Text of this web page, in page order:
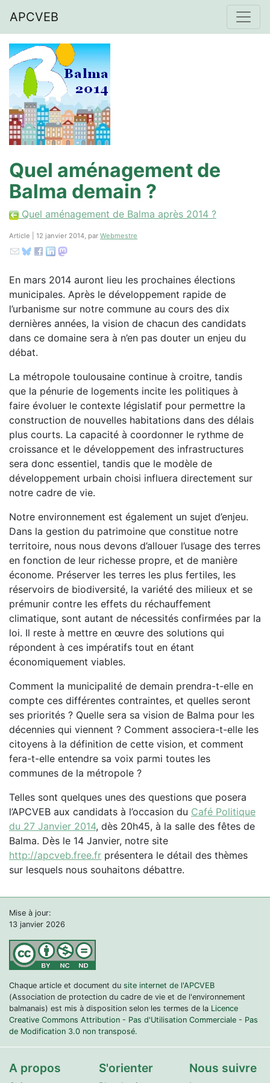
APCVEB
Quel aménagement de
Balma demain ?
Quel aménagement de Balma après 2014 ?
Article | 12 janvier 2014, par Webmestre
En mars 2014 auront lieu les prochaines élections
municipales. Après le développement rapide de
l’urbanisme sur notre commune au cours des dix
dernières années, la vision de chacun des candidats
dans ce domaine sera à n’en pas douter un enjeu du
débat.
La métropole toulousaine continue à croitre, tandis
que la pénurie de logements incite les politiques à
faire évoluer le contexte législatif pour permettre la
construction de nouvelles habitations dans des délais
plus courts. La capacité à coordonner le rythme de
croissance et le développement des infrastructures
sera donc essentiel, tandis que le modèle de
développement urbain choisi influera directement sur
notre cadre de vie.
Notre environnement est également un sujet d’enjeu.
Dans la gestion du patrimoine que constitue notre
territoire, nous nous devons d’allouer l’usage des terres
en fonction de leur richesse propre, et de manière
économe. Préserver les terres les plus fertiles, les
réservoirs de biodiversité, la variété des milieux et se
prémunir contre les effets du réchauffement
climatique, sont autant de nécessités confirmées par la
loi. Il reste à mettre en œuvre des solutions qui
répondent à ces impératifs tout en étant
économiquement viables.
Comment la municipalité de demain prendra-t-elle en
compte ces différentes contraintes, et quelles seront
ses priorités ? Quelle sera sa vision de Balma pour les
décennies qui viennent ? Comment associera-t-elle les
citoyens à la définition de cette vision, et comment
fera-t-elle entendre sa voix parmi toutes les
communes de la métropole ?
Telles sont quelques unes des questions que posera
l’APCVEB aux candidats à l’occasion du Café Politique
du 27 Janvier 2014, dès 20h45, à la salle des fêtes de
Balma. Dès le 14 Janvier, notre site
http://apcveb.free.fr présentera le détail des thèmes
sur lesquels nous souhaitons débattre.
Mise à jour:
13 janvier 2026
Chaque article et document du site internet de l'APCVEB
(Association de protection du cadre de vie et de l'environnement
balmanais) est mis à disposition selon les termes de la Licence
Creative Commons Attribution - Pas d'Utilisation Commerciale - Pas
de Modification 3.0 non transposé.
A propos S'orienter Nous suivre